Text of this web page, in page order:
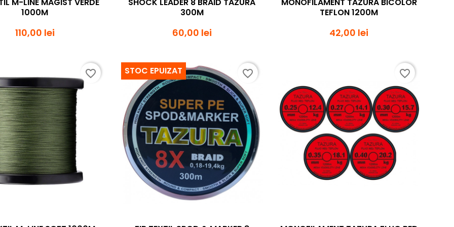
M-LINE MAGIST VERDE
1000M
110,00 lei
SHOCK LEADER 8 BRAID TAZURA
300M
60,00 lei
MONOFILAMENT TAZURA BICOLOR
TEFLON 1200M
42,00 lei
favorite_border STOC EPUIZAT favorite_border favorite_border